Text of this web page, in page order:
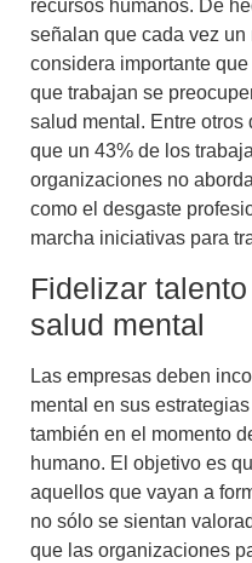
recursos humanos. De
señalan que cada vez
considera importante
que trabajan se
salud mental. Entre otros
que un 43% de los
organizaciones no
como el desgaste
marcha iniciativas para
Fidelizar
salud mental
Las empresas deben
mental en sus
también en el momento
humano. El objetivo es
aquellos que vayan a
no sólo se sientan
que las organizaciones